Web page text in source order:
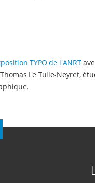
TYPO de l'ANRT
Le Tulle-Neyret,